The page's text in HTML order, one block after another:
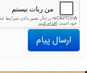
ارسال پیام